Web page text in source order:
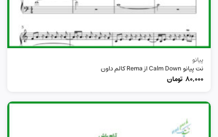
پیانو
نت پیانو Calm Down از Rema کالم داون
80,000 تومان